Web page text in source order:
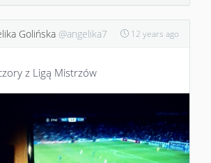
Golińska @angelika7 12 years ago
z Ligą Mistrzów